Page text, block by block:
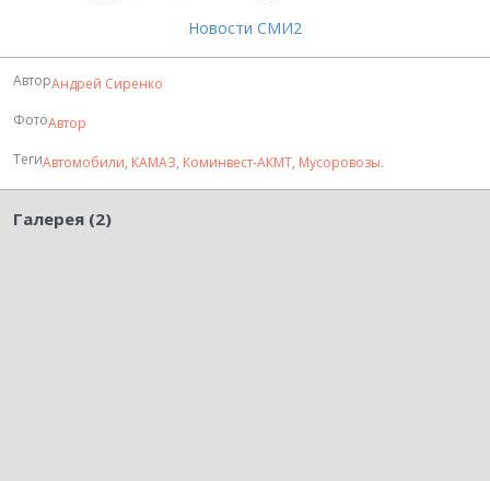
Новости СМИ2
АвторАндрей Сиренко
ФотоАвтор
ТегиАвтомобили, КАМАЗ, Коминвест-АКМТ, Мусоровозы.
Галерея (2)